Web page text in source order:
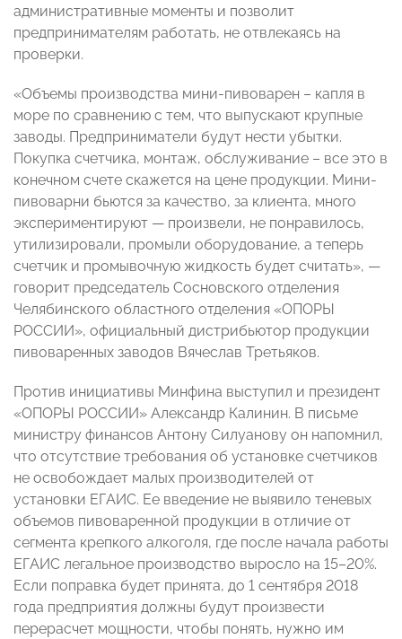
административные моменты и позволит
предпринимателям работать, не отвлекаясь на
проверки.
«Объемы производства мини-пивоварен – капля в
море по сравнению с тем, что выпускают крупные
заводы. Предприниматели будут нести убытки.
Покупка счетчика, монтаж, обслуживание – все это в
конечном счете скажется на цене продукции. Мини-
пивоварни бьются за качество, за клиента, много
экспериментируют — произвели, не понравилось,
утилизировали, промыли оборудование, а теперь
счетчик и промывочную жидкость будет считать», —
говорит председатель Сосновского отделения
Челябинского областного отделения «ОПОРЫ
РОССИИ», официальный дистрибьютор продукции
пивоваренных заводов Вячеслав Третьяков.
Против инициативы Минфина выступил и президент
«ОПОРЫ РОССИИ» Александр Калинин. В письме
министру финансов Антону Силуанову он напомнил,
что отсутствие требования об установке счетчиков
не освобождает малых производителей от
установки ЕГАИС. Ее введение не выявило теневых
объемов пивоваренной продукции в отличие от
сегмента крепкого алкоголя, где после начала работы
ЕГАИС легальное производство выросло на 15–20%.
Если поправка будет принята, до 1 сентября 2018
года предприятия должны будут произвести
перерасчет мощности, чтобы понять, нужно им